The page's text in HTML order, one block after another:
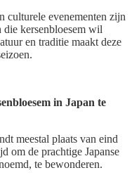
culturele evenementen zijn
die kersenbloesem wil
en traditie maakt deze
in Japan te
meestal plaats van eind
om de prachtige Japanse
te bewonderen.